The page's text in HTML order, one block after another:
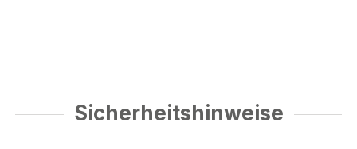
Sicherheitshinweise